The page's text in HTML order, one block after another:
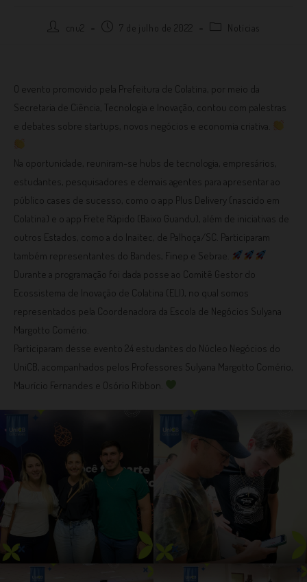
cnu2 7 de julho de 2022 Notícias
⁣O evento promovido pela Prefeitura de Colatina, por meio da
Secretaria de Ciência, Tecnologia e Inovação, contou com palestras
e debates sobre startups, novos negócios e economia criativa.
Na oportunidade, reuniram-se hubs de tecnologia, empresários,
estudantes, pesquisadores e demais agentes para apresentar ao
público cases de sucesso, como o app Plus Delivery (nascido em
Colatina) e o app Frete Rápido (Baixo Guandu), além de iniciativas de
outros Estados, como a do Inaitec, de Palhoça/SC. Participaram
também representantes do Bandes, Finep e Sebrae.
Durante a programação foi dada posse ao Comitê Gestor do
Ecossistema de Inovação de Colatina (ELI), no qual somos
representados pela Coordenadora da Escola de Negócios Sulyana
Margotto Comério.
Participaram desse evento 24 estudantes do Núcleo Negócios do
UniCB, acompanhados pelos Professores Sulyana Margotto Comério,
Maurício Fernandes e Osório Ribbon.